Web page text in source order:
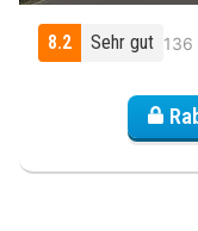
8.2 Sehr gut 136